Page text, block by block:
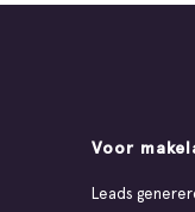
Voor
Leads